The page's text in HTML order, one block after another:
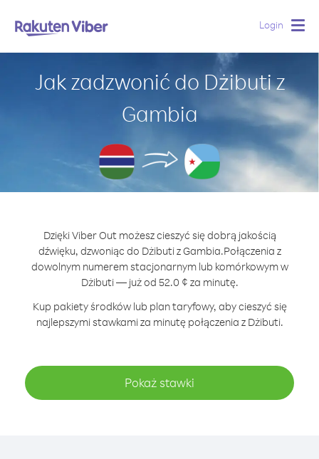
Login
Jak zadzwonić do Dżibuti z
Gambia
Dzięki Viber Out możesz cieszyć się dobrą jakością
dźwięku, dzwoniąc do Dżibuti z Gambia.Połączenia z
dowolnym numerem stacjonarnym lub komórkowym w
Dżibuti — już od 52.0 ¢ za minutę.
Kup pakiety środków lub plan taryfowy, aby cieszyć się
najlepszymi stawkami za minutę połączenia z Dżibuti.
Pokaż stawki